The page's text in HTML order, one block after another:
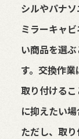
シルやパナ
ミラーキャ
い商品を選
す。交換作
取り付ける
に抑えたい
ただし、取